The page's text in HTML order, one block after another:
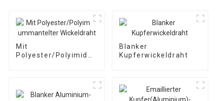
Mit
Polyester/Polyimid
Blanker
Kupferwickeldraht